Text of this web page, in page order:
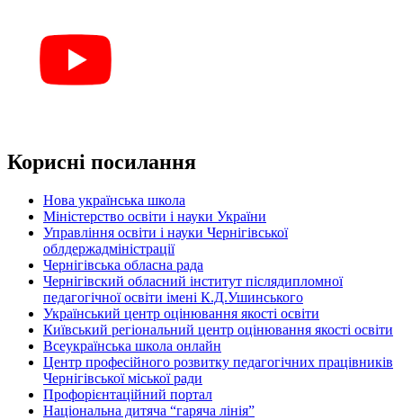
Корисні посилання
Нова українська школа
Міністерство освіти і науки України
Управління освіти і науки Чернігівської
облдержадміністрації
Чернігівська обласна рада
Чернігівский обласний інститут післядипломної
педагогічної освіти імені К.Д.Ушинського
Український центр оцінювання якості освіти
Київський регіональний центр оцінювання якості освіти
Всеукраїнська школа онлайн
Центр професійного розвитку педагогічних працівників
Чернігівської міської ради
Профорієнтаційний портал
Національна дитяча “гаряча лінія”